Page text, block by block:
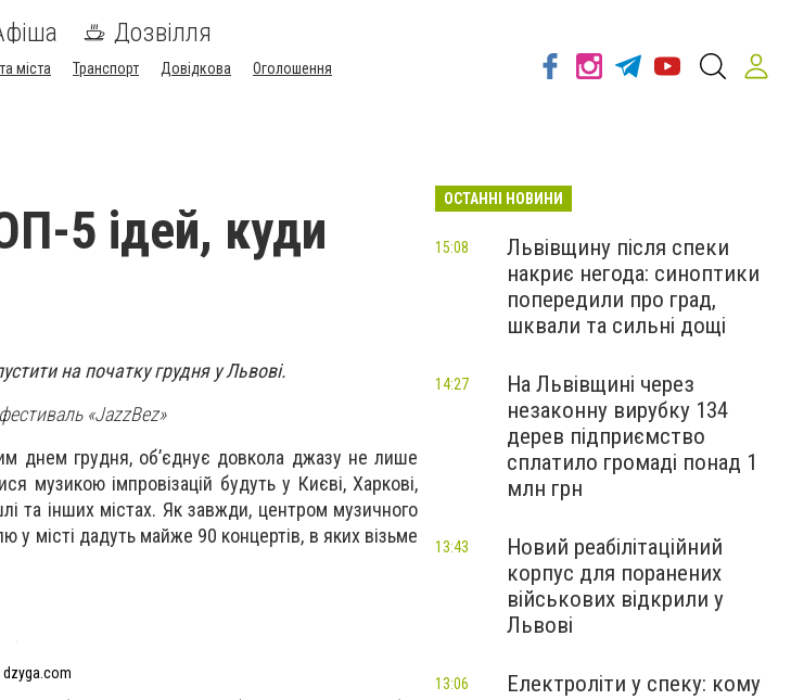
Дозвілля
міста Транспорт Довідкова
Оголошення
5 ідей, куди
на початку грудня у Львові.
«JazzBez»
днем грудня, об’єднує довкола джазу не лише
музикою імпровізацій будуть у Києві, Харкові,
та інших містах. Як завжди, центром музичного
у місті дадуть майже 90 концертів, в яких візьме
ОСТАННІ НОВИНИ
Львівщину після спеки
накриє негода: синоптики
попередили про град,
шквали та сильні дощі
15:08
На Львівщині через
незаконну вирубку 134
дерев підприємство
сплатило громаді понад 1
млн грн
14:27
Новий реабілітаційний
корпус для поранених
військових відкрили у
Львові
13:43
Електроліти у спеку: кому
13:06